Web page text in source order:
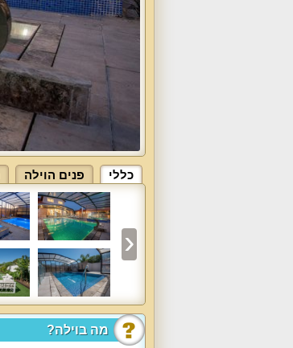
כללי פנים הוילה
מה בוילה?